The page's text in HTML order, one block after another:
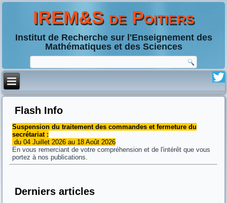
IREM&S de Poitiers
Institut de Recherche sur l'Enseignement des
Mathématiques et des Sciences
Flash Info
Suspension du traitement des commandes et fermeture du
secrétariat :
du 04 Juillet 2026 au 18 Août 2026
En vous remerciant de votre compréhension et de l'intérêt que vous
portez à nos publications.
Derniers articles